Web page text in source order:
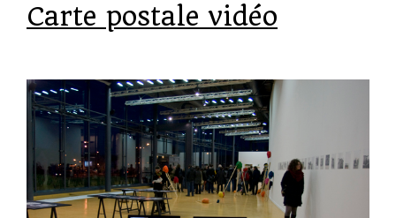
Carte postale vidéo